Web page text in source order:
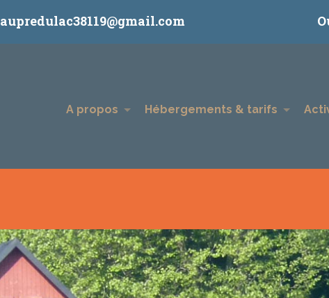
aupredulac38119@gmail.com
A propos Hébergements & tarifs